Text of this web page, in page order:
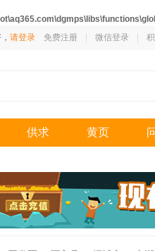
请登录 免费注册 微信登录
供求 黄页